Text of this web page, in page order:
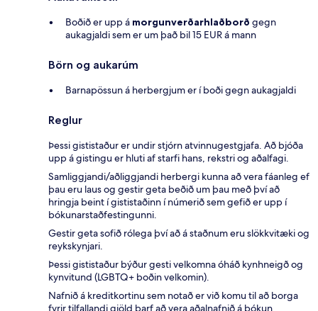
Boðið er upp á morgunverðarhlaðborð gegn
aukagjaldi sem er um það bil 15 EUR á mann
Börn og aukarúm
Barnapössun á herbergjum er í boði gegn aukagjaldi
Reglur
Þessi gististaður er undir stjórn atvinnugestgjafa. Að bjóða
upp á gistingu er hluti af starfi hans, rekstri og aðalfagi.
Samliggjandi/aðliggjandi herbergi kunna að vera fáanleg ef
þau eru laus og gestir geta beðið um þau með því að
hringja beint í gististaðinn í númerið sem gefið er upp í
bókunarstaðfestingunni.
Gestir geta sofið rólega því að á staðnum eru slökkvitæki og
reykskynjari.
Þessi gististaður býður gesti velkomna óháð kynhneigð og
kynvitund (LGBTQ+ boðin velkomin).
Nafnið á kreditkortinu sem notað er við komu til að borga
fyrir tilfallandi gjöld þarf að vera aðalnafnið á bókun